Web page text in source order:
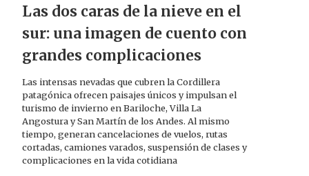
Las dos caras de la nieve en el
sur: una imagen de cuento con
grandes complicaciones
Las intensas nevadas que cubren la Cordillera
patagónica ofrecen paisajes únicos y impulsan el
turismo de invierno en Bariloche, Villa La
Angostura y San Martín de los Andes. Al mismo
tiempo, generan cancelaciones de vuelos, rutas
cortadas, camiones varados, suspensión de clases y
complicaciones en la vida cotidiana